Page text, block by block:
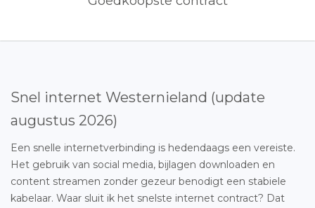
Snel internet Westernieland (update
augustus 2026)
Een snelle internetverbinding is hedendaags een vereiste.
Het gebruik van social media, bijlagen downloaden en
content streamen zonder gezeur benodigt een stabiele
kabelaar. Waar sluit ik het snelste internet contract? Dat